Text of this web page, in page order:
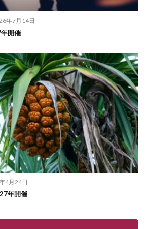
年7月14日
開催
4月24日
年開催